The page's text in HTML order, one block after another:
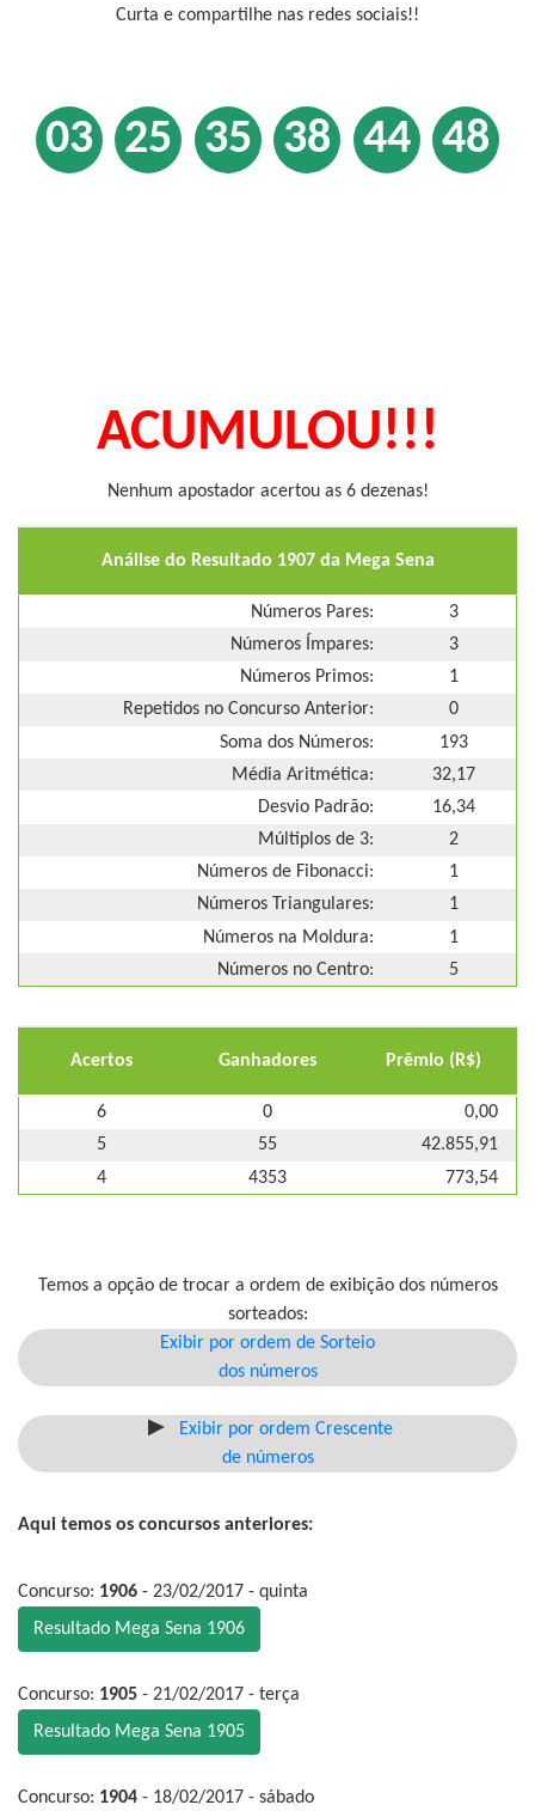
Curta e compartilhe nas redes sociais!!
03 25 35 38 44 48
ACUMULOU!!!
Nenhum apostador acertou as 6 dezenas!
Análise do Resultado 1907 da Mega Sena
Números Pares:
3
Números Ímpares:
3
Números Primos:
1
Repetidos no Concurso Anterior:
0
Soma dos Números:
193
Média Aritmética:
32,17
Desvio Padrão:
16,34
Múltiplos de 3:
2
Números de Fibonacci:
1
Números Triangulares:
1
Números na Moldura:
1
Números no Centro:
5
Acertos Ganhadores Prêmio (R$)
6 0
0,00
5
55
42.855,91
4
4353 773,54
Temos a opção de trocar a ordem de exibição dos números
sorteados:
Exibir por ordem de Sorteio
dos números
Exibir por ordem Crescente
de números
Aqui temos os concursos anteriores:
Concurso: 1906 - 23/02/2017 - quinta
Resultado Mega Sena 1906
Concurso: 1905 - 21/02/2017 - terça
Resultado Mega Sena 1905
Concurso: 1904 - 18/02/2017 - sábado